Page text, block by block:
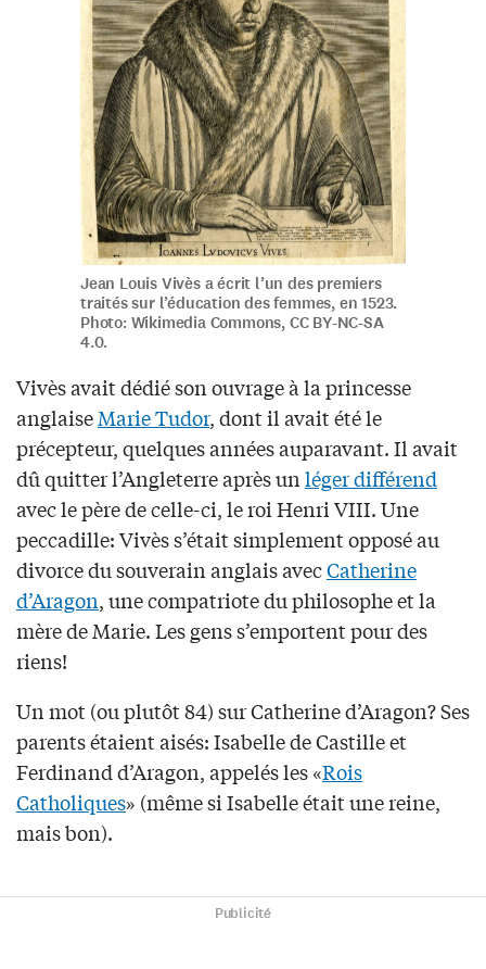
Jean Louis Vivès a écrit l’un des premiers
traités sur l’éducation des femmes, en 1523.
Photo: Wikimedia Commons, CC BY-NC-SA
4.0.
Vivès avait dédié son ouvrage à la princesse
anglaiseMarie Tudor, dont il avait été le
précepteur, quelques années auparavant. Il avait
dû quitter l’Angleterre après unléger différend
avec le père de celle-ci, le roi Henri VIII. Une
peccadille: Vivès s’était simplement opposé au
divorce du souverain anglais avecCatherine
d’Aragon, une compatriote du philosophe et la
mère de Marie. Les gens s’emportent pour des
riens!
Un mot (ou plutôt 84) sur Catherine d’Aragon? Ses
parents étaient aisés: Isabelle de Castille et
Ferdinand d’Aragon, appelés les «Rois
Catholiques» (même si Isabelle était une reine,
mais bon).
Publicité